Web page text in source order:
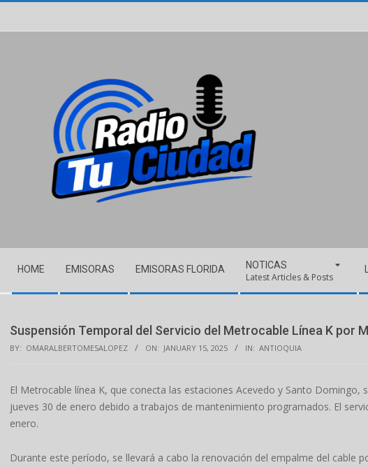
Navigation
Menu
HOME EMISORAS EMISORAS FLORIDA NOTICAS
Latest Articles & Posts
Suspensión Temporal del Servicio del Metrocable Línea K por
BY: OMARALBERTOMESALOPEZ ON: JANUARY 15, 2025 IN: ANTIOQUIA
El Metrocable línea K, que conecta las estaciones Acevedo y Santo Domingo,
jueves 30 de enero debido a trabajos de mantenimiento programados. El
enero.
Durante este período, se llevará a cabo la renovación del empalme del